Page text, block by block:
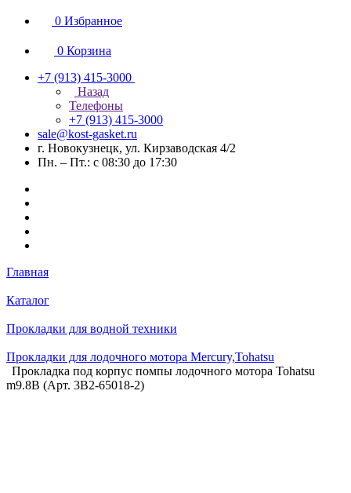
0 Избранное
0 Корзина
+7 (913) 415-3000
Назад
Телефоны
+7 (913) 415-3000
sale@kost-gasket.ru
г. Новокузнецк, ул. Кирзаводская 4/2
Пн. – Пт.: с 08:30 до 17:30
Главная
Каталог
Прокладки для водной техники
Прокладки для лодочного мотора Mercury,Tohatsu
Прокладка под корпус помпы лодочного мотора Tohatsu
m9.8B (Арт. 3B2-65018-2)